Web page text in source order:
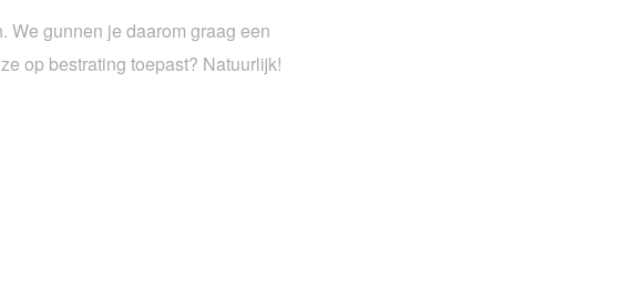
We gunnen je daarom graag een
op bestrating toepast? Natuurlijk!